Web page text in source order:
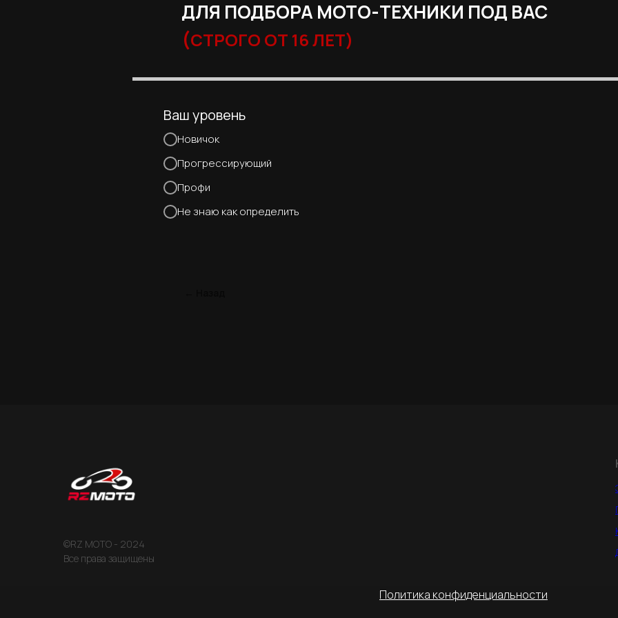
ДЛЯ ПОДБОРА МОТО-ТЕХНИКИ ПОД ВАС
(СТРОГО ОТ 16 ЛЕТ)
Ваш уровень
Новичок
Прогрессирующий
Профи
Не знаю как определить
©RZ MOTO - 2024
Все права защищены
Политика конфиденциальности